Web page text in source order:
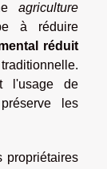
agriculture
à réduire
réduit
l'usage de
les
propriétaires